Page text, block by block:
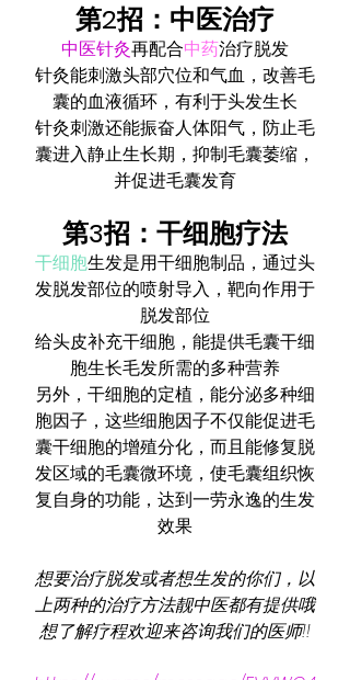
第️2招：中医治疗
中医针灸再配合中药治疗脱发
针灸能刺激头部穴位和气血，改善毛
囊的血液循环，有利于头发生长
针灸刺激还能振奋人体阳气，防止毛
囊进入静止生长期，抑制毛囊萎缩，
并促进毛囊发育
第️3招：干细胞疗法
干细胞生发是用干细胞制品，通过头
发脱发部位的喷射导入，靶向作用于
脱发部位
给头皮补充干细胞，能提供毛囊干细
胞生长毛发所需的多种营养
另外，干细胞的定植，能分泌多种细
胞因子，这些细胞因子不仅能促进毛
囊干细胞的增殖分化，而且能修复脱
发区域的毛囊微环境，使毛囊组织恢
复自身的功能，达到一劳永逸的生发
效果
想要治疗脱发或者想生发的你们，以
上两种的治疗方法靓中医都有提供哦
想了解疗程欢迎来咨询我们的医师!!